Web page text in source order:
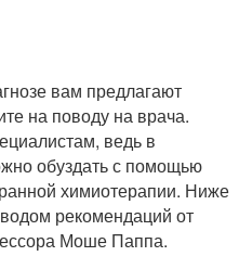
вам предлагают
на поводу на врача.
ведь в
обуздать с помощью
химиотерапии. Ниже
рекомендаций от
Моше Паппа.